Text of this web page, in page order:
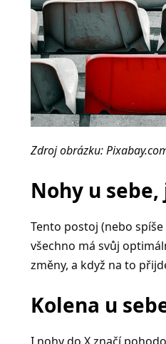
Zdroj obrázku:
Nohy u
Tento postoj (nebo
všechno má svůj
změny, a když na to
Kolena u